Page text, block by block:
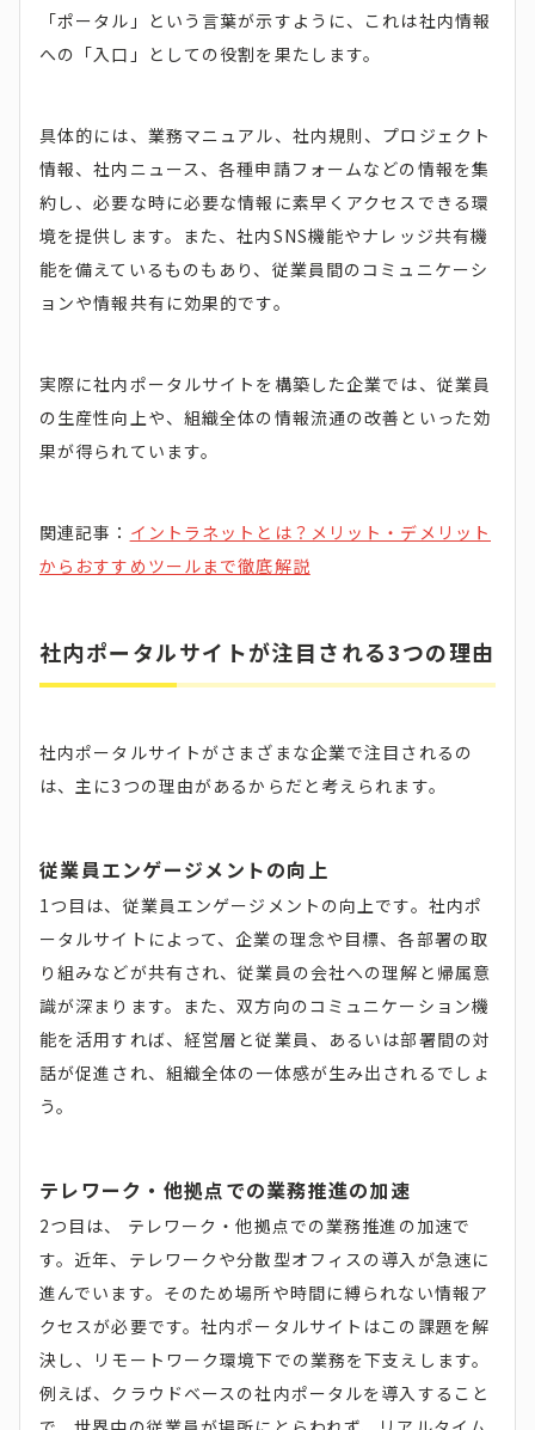
「ポータル」という言葉が示すように、これは社内情報
への「入口」としての役割を果たします。
具体的には、業務マニュアル、社内規則、プロジェクト
情報、社内ニュース、各種申請フォームなどの情報を集
約し、必要な時に必要な情報に素早くアクセスできる環
境を提供します。また、社内SNS機能やナレッジ共有機
能を備えているものもあり、従業員間のコミュニケーシ
ョンや情報共有に効果的です。
実際に社内ポータルサイトを構築した企業では、従業員
の生産性向上や、組織全体の情報流通の改善といった効
果が得られています。
関連記事： イントラネットとは？メリット・デメリット
からおすすめツールまで徹底解説
社内ポータルサイトが注目される3つの理由
社内ポータルサイトがさまざまな企業で注目されるの
は、主に3つの理由があるからだと考えられます。
従業員エンゲージメントの向上
1つ目は、従業員エンゲージメントの向上です。社内ポ
ータルサイトによって、企業の理念や目標、各部署の取
り組みなどが共有され、従業員の会社への理解と帰属意
識が深まります。また、双方向のコミュニケーション機
能を活用すれば、経営層と従業員、あるいは部署間の対
話が促進され、組織全体の一体感が生み出されるでしょ
う。
テレワーク・他拠点での業務推進の加速
2つ目は、 テレワーク・他拠点での業務推進の加速で
す。近年、テレワークや分散型オフィスの導入が急速に
進んでいます。そのため場所や時間に縛られない情報ア
クセスが必要です。社内ポータルサイトはこの課題を解
決し、リモートワーク環境下での業務を下支えします。
例えば、クラウドベースの社内ポータルを導入すること